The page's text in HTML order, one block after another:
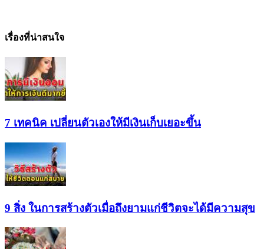
เรื่องที่น่าสนใจ
7 เทคนิค เปลี่ยนตัวเองให้มีเงินเก็บเยอะขึ้น
9 สิ่ง ในการสร้างตัวเมื่อถึงยามแก่ชีวิตจะได้มีความสุข